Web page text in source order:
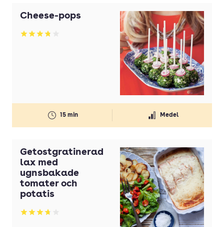
Cheese-pops
Betyg: 3.77 av 5
15 min Medel
Getostgratinerad
lax med
ugnsbakade
tomater och
potatis
Betyg: 3.75 av 5